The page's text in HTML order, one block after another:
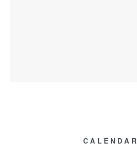
CALENDAR